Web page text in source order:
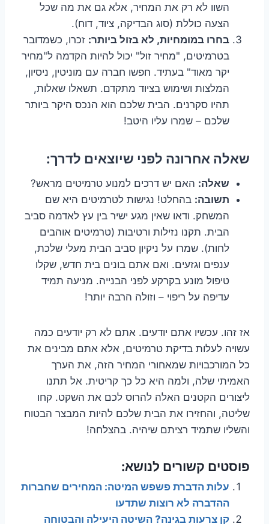
השוו לא רק את המחיר, אלא גם את מה שכל
הצעה כוללת (סוג הבדיקה, ציוד, דוח).
בחרו במומחיות, לא בזול ביותר: זכרו, כשמדובר
בטרמיטים, "מחיר זול" יכול להיות הקדמה ל"מחיר
יקר מאוד" בעתיד. חפשו חברה עם מוניטין, ניסיון,
המלצות ושימוש בציוד מתקדם. תשאלו שאלות,
תהיו סקרנים. הבית שלכם הוא הנכס היקר ביותר
שלכם – שמרו עליו היטב!
שאלה אחרונה לפני שיוצאים לדרך:
שאלה: האם יש דרכים למנוע טרמיטים מראש?
תשובה: בהחלט! נגישות לטרמיטים היא שם
המשחק. ודאו שאין מגע ישיר בין עץ לאדמה סביב
הבית. תקנו נזילות ורטיבות (טרמיטים אוהבים
לחות). שמרו על ניקיון סביב הבית מעלי שלכת,
ענפים וגזעים. ואם אתם בונים בית חדש, שקלו
טיפול מונע בקרקע לפני הבנייה. מניעה תמיד
עדיפה על ריפוי – וזולה הרבה יותר!
אז זהו. עכשיו אתם יודעים. אתם לא רק יודעים כמה
עשויה לעלות בדיקת טרמיטים, אלא אתם מבינים את
כל המורכבויות שמאחורי המחיר הזה, את הערך
האמיתי שלה, ולמה היא כל כך קריטית. אל תתנו
ליצורים הקטנים האלה להרוס לכם את השקט. קחו
שליטה, והחזירו את הבית שלכם להיות המבצר הבטוח
והשליו שתמיד רציתם שיהיה. בהצלחה!
פוסטים קשורים לנושא:
עלות הדברת פשפש המיטה: המחירים שחברות
ההדברה לא רוצות שתדעו
קן צרעות בגינה? השיטה היעילה והבטוחה